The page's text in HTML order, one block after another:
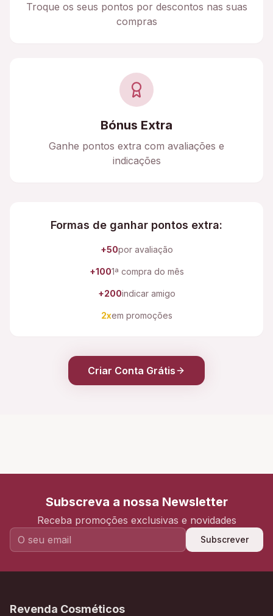
Troque os seus pontos por descontos nas suas
compras
Bónus Extra
Ganhe pontos extra com avaliações e
indicações
Formas de ganhar pontos extra:
+50por avaliação
+1001ª compra do mês
+200indicar amigo
2xem promoções
Criar Conta Grátis
Subscreva a nossa Newsletter
Receba promoções exclusivas e novidades
Subscrever
Revenda Cosméticos